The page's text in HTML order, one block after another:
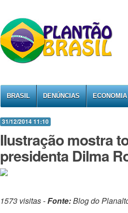
BRASIL DENÚNCIAS ECONOMIA
31/12/2014 11:10
Ilustração mostra
presidenta Dilma
1573 visitas -Fonte:Blog do